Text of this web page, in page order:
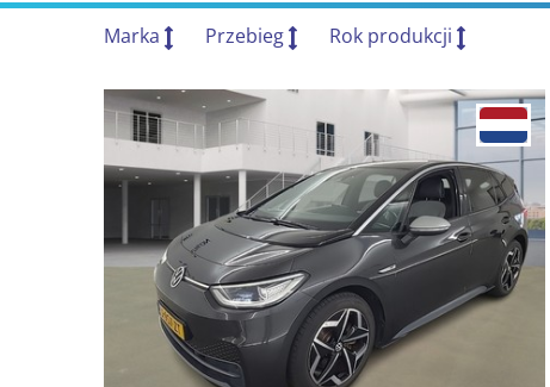
Marka Przebieg Rok produkcji